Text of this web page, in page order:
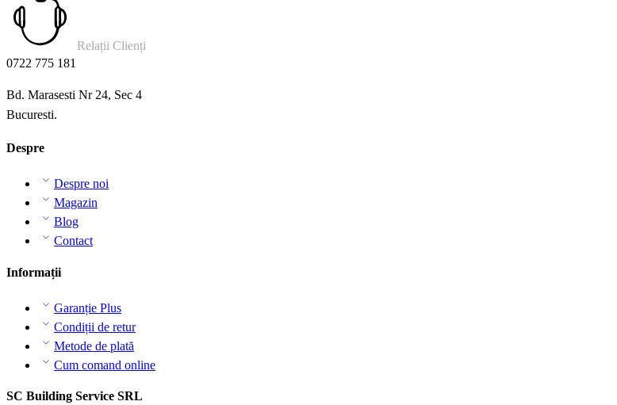
Relații Clienți
0722 775 181
Bd. Marasesti Nr 24, Sec 4
Bucuresti.
Despre
Despre noi
Magazin
Blog
Contact
Informații
Garanție Plus
Condiții de retur
Metode de plată
Cum comand online
SC Building Service SRL